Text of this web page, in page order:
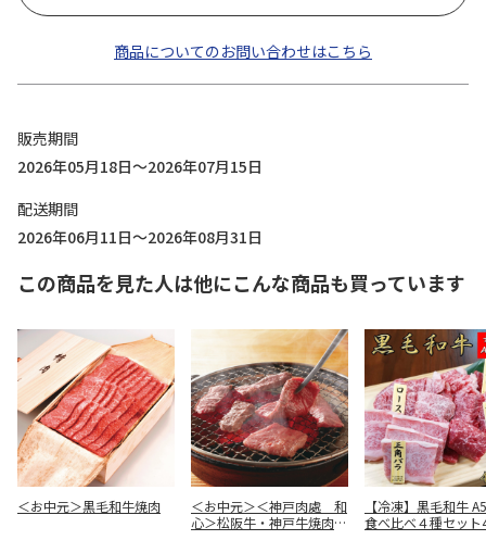
商品についてのお問い合わせはこちら
販売期間
2026年05月18日～2026年07月15日
配送期間
2026年06月11日～2026年08月31日
この商品を見た人は他にこんな商品も買っています
＜お中元＞黒毛和牛焼肉
＜お中元＞＜神戸肉處 和
心＞松阪牛・神戸牛焼肉用
【冷凍】黒毛和牛
食べ比べ４種セッ